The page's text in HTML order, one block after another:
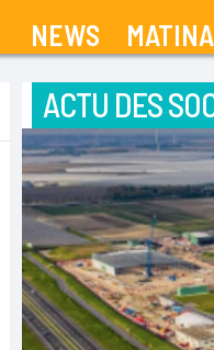
NEWS
ACTU DES